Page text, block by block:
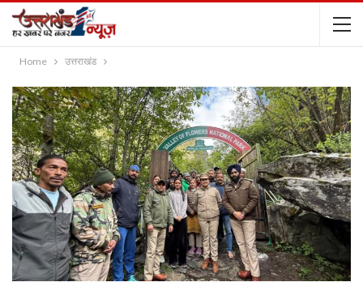
Home उत्तराखंड